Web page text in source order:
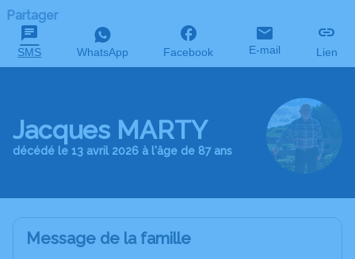
Partager
SMS WhatsApp Facebook E-mail Lien
Jacques MARTY
décédé le 13 avril 2026 à l'âge de 87 ans
Message de la famille